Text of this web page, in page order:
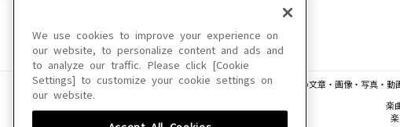
このサイトに掲載されている一切の文章・画像・写真・
楽
We use cookies to improve your experience on
our website, to personalize content and ads and
to analyze our traffic. Please click [Cookie
Settings] to customize your cookie settings on
our website.